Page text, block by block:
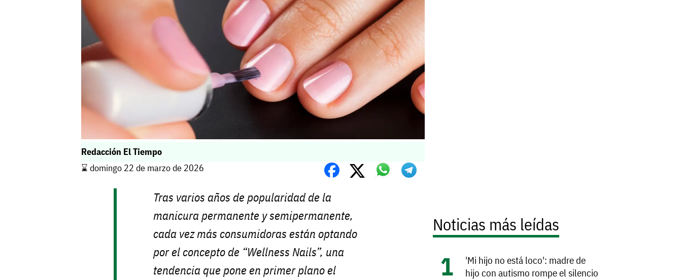
Redacción El Tiempo
⌛️ domingo 22 de marzo de 2026
Tras varios años de popularidad de la
manicura permanente y semipermanente,
cada vez más consumidoras están optando
por el concepto de “Wellness Nails”, una
tendencia que pone en primer plano el
Noticias más leídas
'Mi hijo no está loco': madre de
hijo con autismo rompe el silencio